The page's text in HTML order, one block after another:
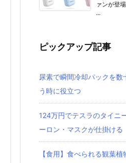
ァンが登
...
ピックアップ記事
尿素で瞬間冷却パックを
う時に役立つ
124万円でテスラのタイニ
ーロン・マスクが仕掛ける
【食用】食べられる観葉